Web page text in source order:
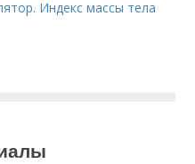
Индекс массы тела